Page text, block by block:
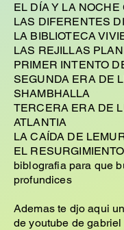
EL DÍA Y LA NOCHE
LAS DIFERENTES
LA BIBLIOTECA
LAS REJILLAS
PRIMER INTENTO
SEGUNDA ERA DE
SHAMBHALLA
TERCERA ERA DE
ATLANTIA
LA CAÍDA DE
EL
biblografia para que
profundices
Ademas te djo aqui
de youtube de